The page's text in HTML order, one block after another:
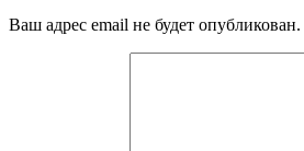
Ваш адрес email не будет опубликован.